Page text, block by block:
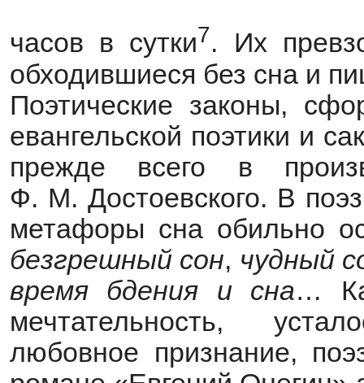
часов в сутки7. Их
обходившиеся без сна и
Поэтические законы,
евангельской поэтики и
прежде всего в
Ф. М. Достоевского. В
метафоры сна обильно
безгрешный сон, чудный
время
бдения и сна…
мечтательность,
любовное признание,